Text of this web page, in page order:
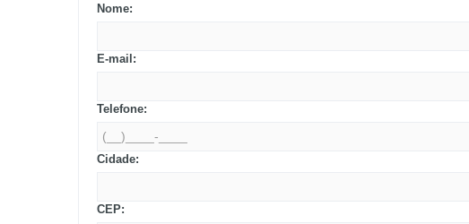
Nome:
E-mail:
Telefone:
Cidade:
CEP: